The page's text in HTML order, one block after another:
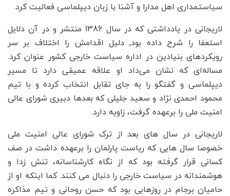
سیاستمداری اهل مدارا و آشنا با زبان دیپلماسی فعالیت کرد.
لاریجانی در یادداشتی که در سال 1386 منتشر و در آن دلایل
استعفا را شرح داده بود, دلیل اقدامش را اختلاف بر سر
رویکردهای بنیادین در اداره سیاست خارجی کشور عنوان کرد.
مساله‌ای که نشان می‌داد او علاقه عمیقی دارد تا مسیر
دیپلماسی و گفتگو را به جای تقابل انتخاب کرده و با تیم
محمود احمدی نژاد و سعید جلیلی که بعدها دبیری شورای عالی
امنیت ملی را برعهده گرفت، زاویه دارد.
لاریجانی در سال های بعد از ترک شورای عالی امنیت ملی
خصوصا سال هایی که ریاست پارلمان را برعهده داشت در صف
کسانی قرار گرفته بود که از نگاه کارشناسانه، تنش زدا و
هوشمندانه در سیاست خارجی را دنبال می کنند. کما اینکه او از
حامیان برجام در روزهایی بود که حسن روحانی و تیم مذاکره